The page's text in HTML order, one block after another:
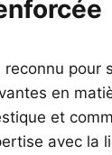
reconnu pour
en
et
avec la